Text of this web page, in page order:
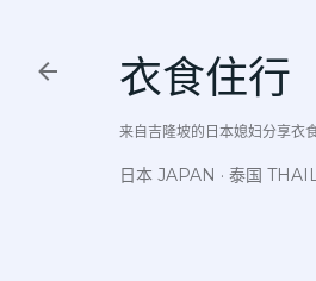
衣食住行
来自吉隆坡的日本媳妇分享
日本 JAPAN 泰国